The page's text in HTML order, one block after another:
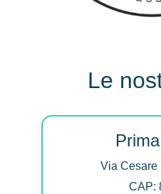
Le
Via Cesare
CAP: